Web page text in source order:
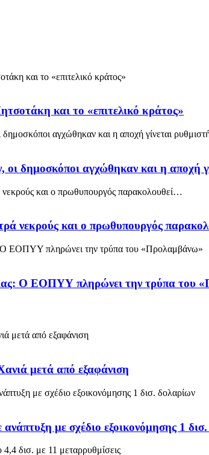
και το «επιτελικό κράτος»
οι δημοσκόποι αγχώθηκαν και η αποχή
νεκρούς και ο πρωθυπουργός
Ο ΕΟΠΥΥ πληρώνει την τρύπα του
μετά από εξαφάνιση
με σχέδιο εξοικονόμησης 1